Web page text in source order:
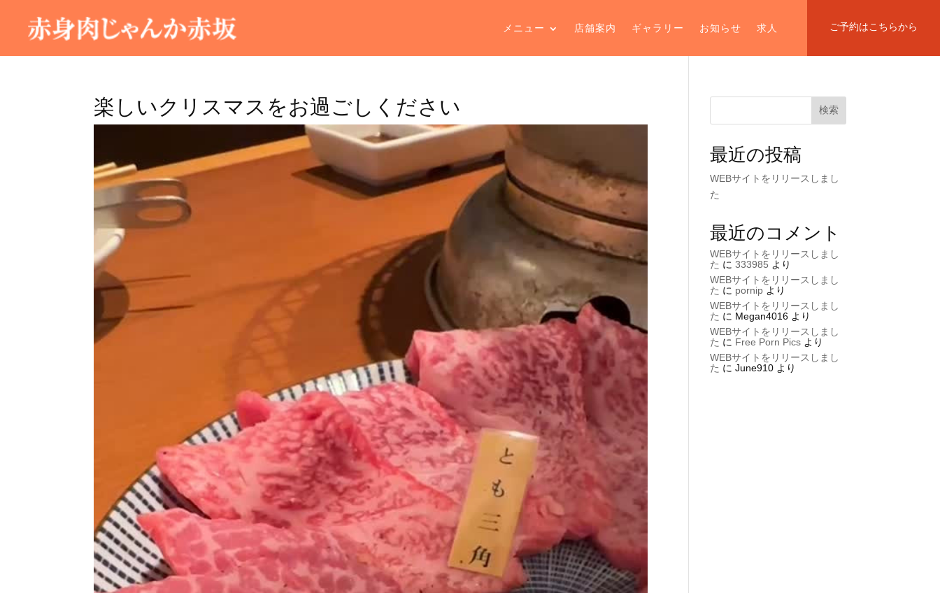
メニュー 店舗案内 ギャラリー お知らせ 求人 ご予約はこちらから
楽しいクリスマスをお過ごしください 検索
最近の投稿
WEBサイトをリリースしまし
た
最近のコメント
WEBサイトをリリースしまし
た に333985 より
WEBサイトをリリースしまし
た に pornip より
WEBサイトをリリースしまし
た に Megan4016 より
WEBサイトをリリースしまし
た に Free Porn Pics より
WEBサイトをリリースしまし
た にJune910 より